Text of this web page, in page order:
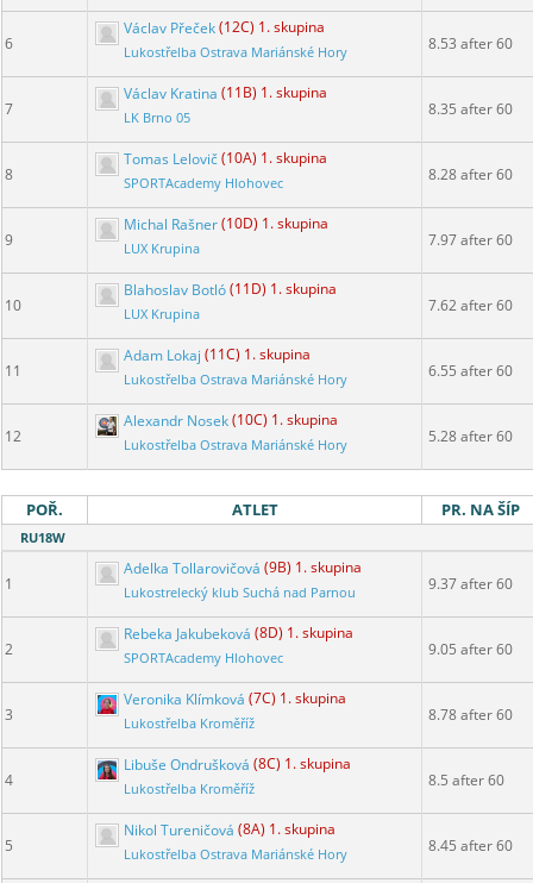
6
Václav Přeček(12C) 1. skupina
Lukostřelba Ostrava Mariánské Hory 8.53 after 60
7
Václav Kratina (11B) 1. skupina
LK Brno 05 8.35 after 60
8
Tomas Lelovič(10A) 1. skupina
SPORTAcademy Hlohovec 8.28 after 60
9
Michal Rašner(10D) 1. skupina
LUX Krupina 7.97 after 60
10
Blahoslav Botló(11D) 1. skupina
LUX Krupina 7.62 after 60
11
Adam Lokaj (11C) 1. skupina
Lukostřelba Ostrava Mariánské Hory 6.55 after 60
12
Alexandr Nosek(10C) 1. skupina
Lukostřelba Ostrava Mariánské Hory 5.28 after 60
POŘ. ATLET PR. NA ŠÍP
RU18W
1
Adelka Tollarovičová (9B) 1. skupina
Lukostrelecký klub Suchá nad Parnou 9.37 after 60
2
Rebeka Jakubeková (8D) 1. skupina
SPORTAcademy Hlohovec 9.05 after 60
3
Veronika Klímková (7C) 1. skupina
Lukostřelba Kroměříž 8.78 after 60
4
Libuše Ondrušková (8C) 1. skupina
Lukostřelba Kroměříž 8.5 after 60
5
Nikol Tureničová (8A) 1. skupina
Lukostřelba Ostrava Mariánské Hory 8.45 after 60